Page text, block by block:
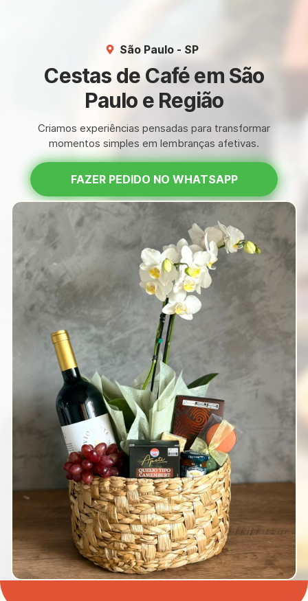
São Paulo - SP
Cestas de Café em São
Paulo e Região
Criamos experiências pensadas para transformar
momentos simples em lembranças afetivas.
FAZER PEDIDO NO WHATSAPP